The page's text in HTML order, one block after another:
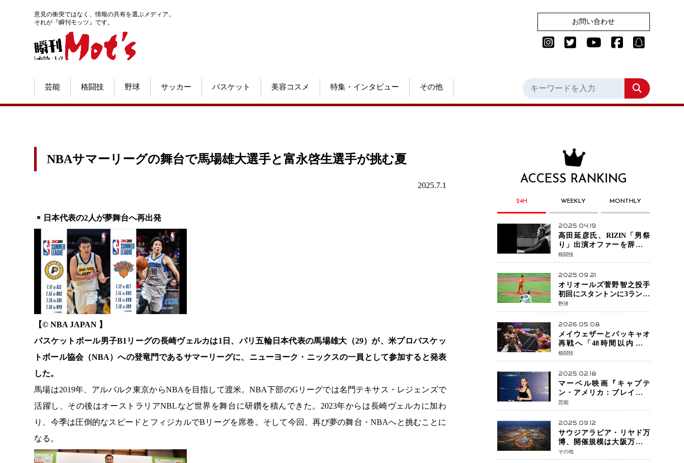
意見の衝突ではなく、情報の共有を選ぶメディア。
それが『瞬刊モッツ』です。
お問い合わせ
芸能 格闘技 野球 サッカー バスケット 美容コスメ 特集・インタビュー その他
NBAサマーリーグの舞台で馬場雄大選手と富永啓生選手が挑む夏
2025.7.1
日本代表の2人が夢舞台へ再出発
【© NBA JAPAN 】
バスケットボール男子B1リーグの長崎ヴェルカは1日、パリ五輪日本代表の馬場雄大（29）が、米プロバスケッ
トボール協会（NBA）への登竜門であるサマーリーグに、ニューヨーク・ニックスの一員として参加すると発表
した。
馬場は2019年、アルバルク東京からNBAを目指して渡米。NBA下部のGリーグでは名門テキサス・レジェンズで
活躍し、その後はオーストラリアNBLなど世界を舞台に研鑽を積んできた。2023年からは長崎ヴェルカに加わ
り、今季は圧倒的なスピードとフィジカルでBリーグを席巻。そして今回、再び夢の舞台・NBAへと挑むことに
なる。
ACCESS RANKING
24H WEEKLY MONTHLY
2025.04.19
高田延彦氏、RIZIN「男祭
り」出演オファーを辞退
統括本部長時代の役目「す
でに終えています」と明言
格闘技
2025.09.21
オリオールズ菅野智之投手
初回にスタントンに3ラン被
弾 3回6安打4失点で降板
野球
2026.05.08
メイウェザーとパッキャオ
再戦へ「48時間以内に決
着」公式戦かエキシビショ
ンか混迷続く
格闘技
2025.02.18
マーベル映画『キャプテ
ン・アメリカ：ブレイブ・
ニュー・ワールド』 新ブラ
ック・ウィドウ役のシラ・
ハースとは！？
芸能
2025.09.12
サウジアラビア・リヤド万
博、開催規模は大阪万博の
約4倍！2030年に開幕予定
その他